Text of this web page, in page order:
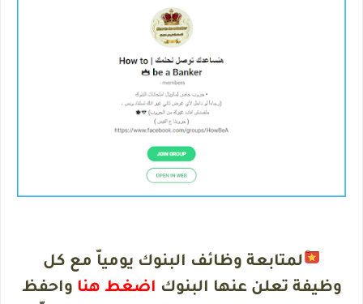
لمتابعة وظائف البنوك يومياّ مع كل
وظيفة تعلن عنها البنوك اضغط هنا واحفظ